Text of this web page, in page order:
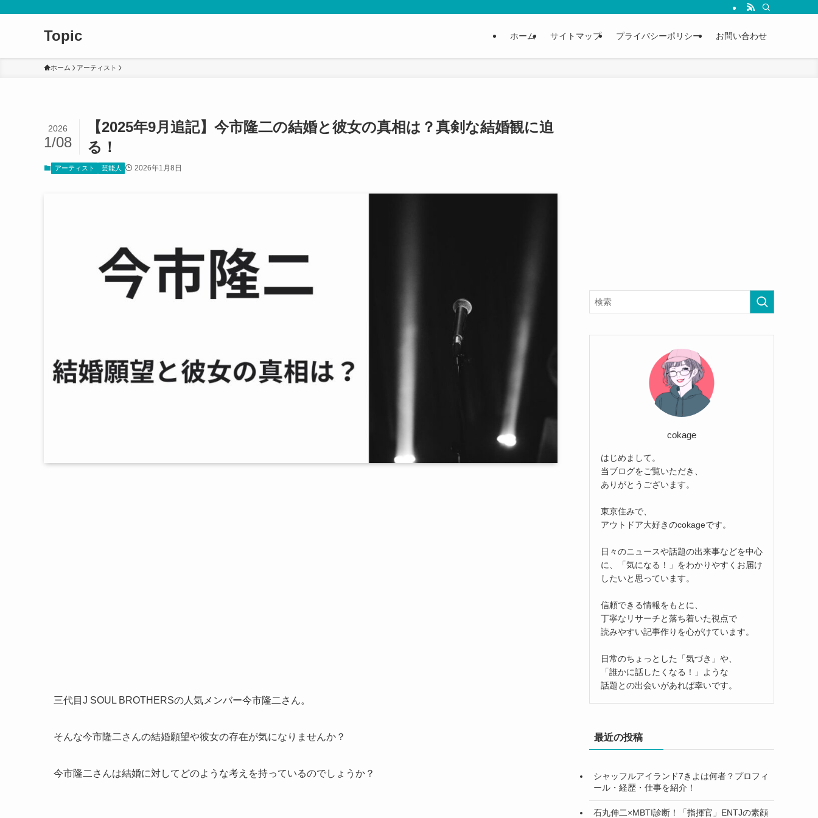
Topic ホーム サイトマップ プライバシーポリシー お問い合わせ
ホーム アーティスト
【2025年9月追記】今市隆二の結婚と彼女の真相は？真剣な結婚観に迫
る！
2026
1/08
アーティスト 芸能人 2026年1月8日
三代目J SOUL BROTHERSの人気メンバー今市隆二さん。
そんな今市隆二さんの結婚願望や彼女の存在が気になりませんか？
今市隆二さんは結婚に対してどのような考えを持っているのでしょうか？
cokage
はじめまして。
当ブログをご覧いただき、
ありがとうございます。
東京住みで、
アウトドア大好きのcokageです。
日々のニュースや話題の出来事などを中心
に、「気になる！」をわかりやすくお届け
したいと思っています。
信頼できる情報をもとに、
丁寧なリサーチと落ち着いた視点で
読みやすい記事作りを心がけています。
日常のちょっとした「気づき」や、
「誰かに話したくなる！」ような
話題との出会いがあれば幸いです。
最近の投稿
シャッフルアイランド7きよは何者？プロフィ
ール・経歴・仕事を紹介！
石丸伸二×MBTI診断！「指揮官」ENTJの素顔